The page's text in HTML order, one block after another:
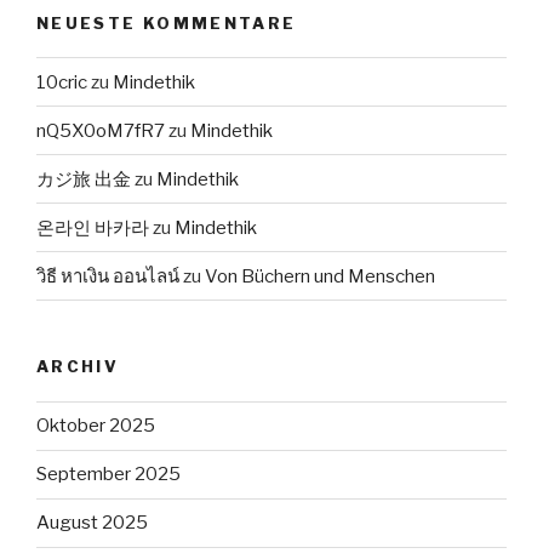
NEUESTE KOMMENTARE
10criczu Mindethik
nQ5X0oM7fR7zu Mindethik
カジ旅 出金 zu Mindethik
온라인 바카라zu Mindethik
วิธี หาเงิน ออนไลน์zu Von Büchern und Menschen
ARCHIV
Oktober 2025
September 2025
August 2025